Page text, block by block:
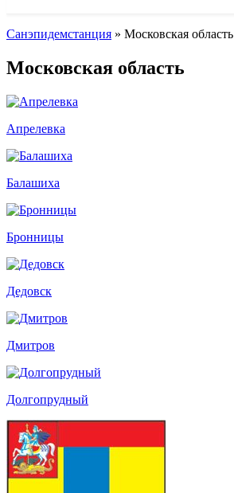
Санэпидемстанция » Московская область
Московская область
Апрелевка
Балашиха
Бронницы
Дедовск
Дмитров
Долгопрудный